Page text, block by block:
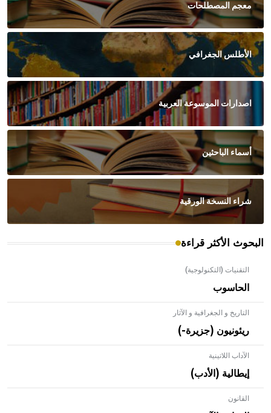
معجم المصطلحات
الأطلس الجغرافي
اصدارات الموسوعة العربية
أسماء الباحثين
شراء النسخة الورقية
البحوث الأكثر قراءة
التقنيات (التكنولوجية)
الحاسوب
التاريخ و الجغرافية و الآثار
ريئونيون (جزيرة-)
الآداب اللاتينية
إيطالية (الأدب)
القانون- هل تعلم أن الأبلق نوع من الفنون الهندسية التي ارتبطت